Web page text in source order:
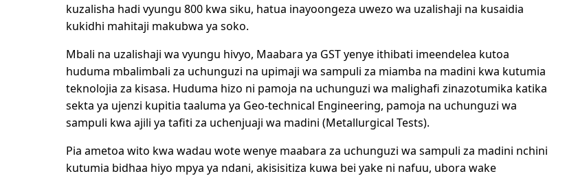
kuzalisha hadi vyungu 800 kwa siku, hatua inayoongeza uwezo wa uzalishaji na kusaidia
kukidhi mahitaji makubwa ya soko.
Mbali na uzalishaji wa vyungu hivyo, Maabara ya GST yenye ithibati imeendelea kutoa
huduma mbalimbali za uchunguzi na upimaji wa sampuli za miamba na madini kwa kutumia
teknolojia za kisasa. Huduma hizo ni pamoja na uchunguzi wa malighafi zinazotumika katika
sekta ya ujenzi kupitia taaluma ya Geo-technical Engineering, pamoja na uchunguzi wa
sampuli kwa ajili ya tafiti za uchenjuaji wa madini (Metallurgical Tests).
Pia ametoa wito kwa wadau wote wenye maabara za uchunguzi wa sampuli za madini nchini
kutumia bidhaa hiyo mpya ya ndani, akisisitiza kuwa bei yake ni nafuu, ubora wake